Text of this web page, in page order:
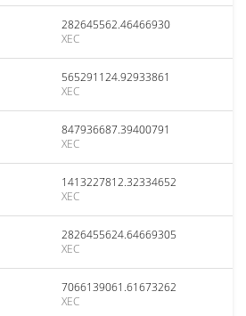
282645562.46466930
XEC
565291124.92933861
XEC
847936687.39400791
XEC
1413227812.32334652
XEC
2826455624.64669305
XEC
7066139061.61673262
XEC